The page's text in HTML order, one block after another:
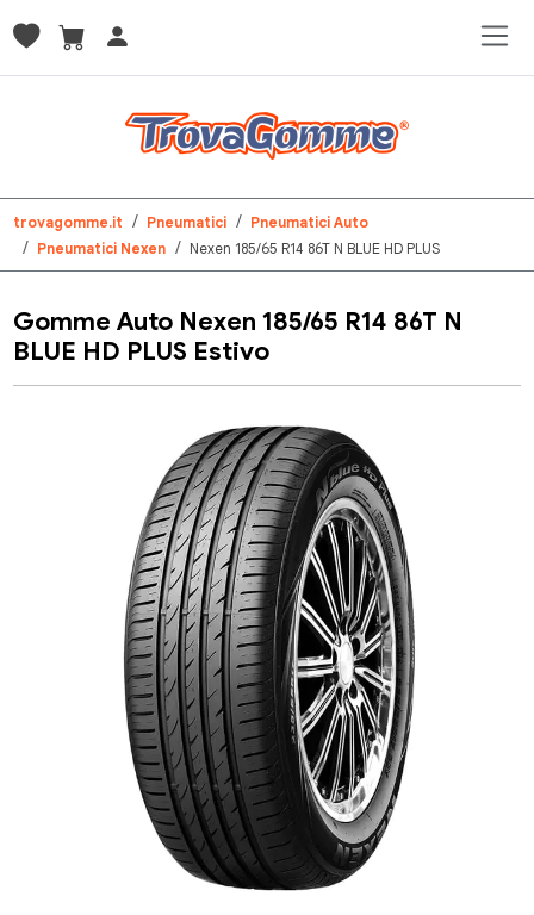
trovagomme.it Pneumatici
Pneumatici Auto
Pneumatici Nexen
Nexen 185/65 R14 86T N BLUE HD PLUS
Gomme Auto Nexen 185/65 R14 86T N
BLUE HD PLUS Estivo